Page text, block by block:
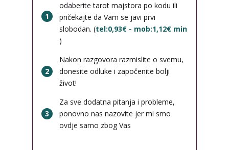
1
odaberite tarot majstora po kodu ili
pričekajte da Vam se javi prvi
slobodan. (tel:0,93€ - mob:1,12€ min
)
2
Nakon razgovora razmislite o svemu,
donesite odluke i započenite bolji
život!
3
Za sve dodatna pitanja i probleme,
ponovno nas nazovite jer mi smo
ovdje samo zbog Vas